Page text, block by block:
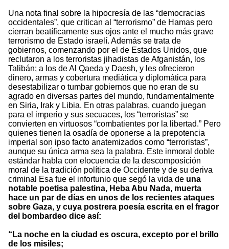
Una nota final sobre la hipocresía de las “democracias
occidentales”, que critican al “terrorismo” de Hamas pero
cierran beatíficamente sus ojos ante el mucho más grave
terrorismo de Estado israelí. Además se trata de
gobiernos, comenzando por el de Estados Unidos, que
reclutaron a los terroristas jihadistas de Afganistán, los
Talibán; a los de Al Qaeda y Daesh, y les ofrecieron
dinero, armas y cobertura mediática y diplomática para
desestabilizar o tumbar gobiernos que no eran de su
agrado en diversas partes del mundo, fundamentalmente
en Siria, Irak y Libia. En otras palabras, cuando juegan
para el imperio y sus secuaces, los “terroristas” se
convierten en virtuosos “combatientes por la libertad.” Pero
quienes tienen la osadía de oponerse a la prepotencia
imperial son ipso facto anatemizados como “terroristas”,
aunque su única arma sea la palabra. Este inmoral doble
estándar habla con elocuencia de la descomposición
moral de la tradición política de Occidente y de su deriva
criminal Esa fue el infortunio que segó la vida de una
notable poetisa palestina, Heba Abu Nada, muerta
hace un par de días en unos de los recientes ataques
sobre Gaza, y cuya postrera poesía escrita en el fragor
del bombardeo dice así:
“La noche en la ciudad es oscura, excepto por el brillo
de los misiles;